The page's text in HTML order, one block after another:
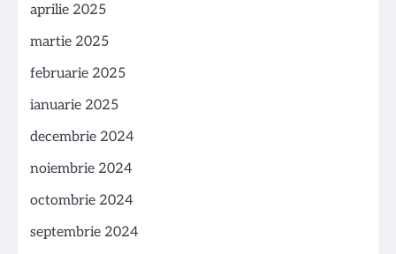
aprilie 2025
martie 2025
februarie 2025
ianuarie 2025
decembrie 2024
noiembrie 2024
octombrie 2024
septembrie 2024